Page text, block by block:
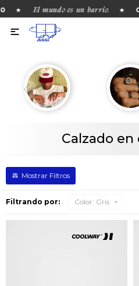
★ El mundo es un barrio. ★

Calzado en
Filtrando por: Color: Gris